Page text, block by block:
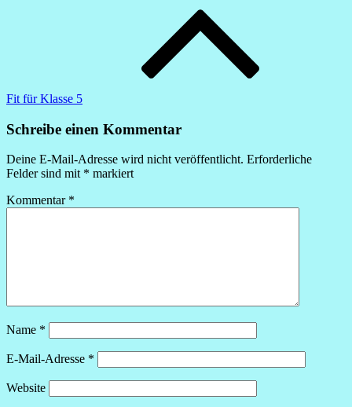
Fit für Klasse 5
Schreibe einen Kommentar
Deine E-Mail-Adresse wird nicht veröffentlicht. Erforderliche
Felder sind mit * markiert
Kommentar *
Name *
E-Mail-Adresse *
Website